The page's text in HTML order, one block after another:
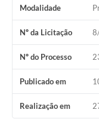
Modalidade
Nº da Licitação
Nº do Processo
Publicado em
Realização em